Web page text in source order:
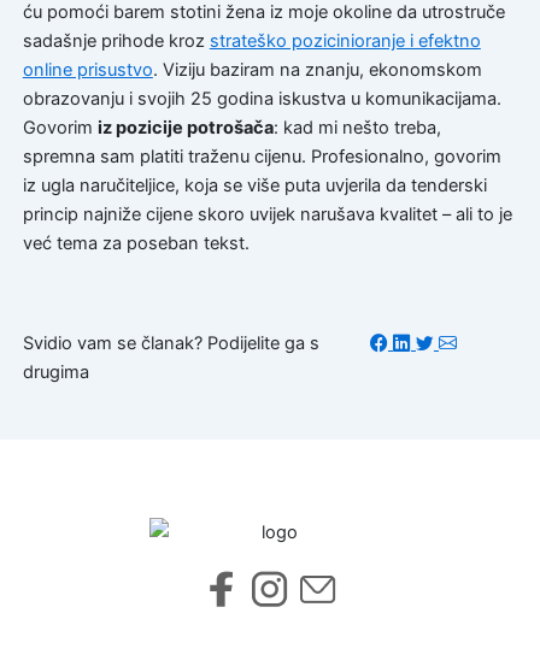
ću pomoći barem stotini žena iz moje okoline da utrostruče
sadašnje prihode kroz strateško pozicinioranje i efektno
online prisustvo. Viziju baziram na znanju, ekonomskom
obrazovanju i svojih 25 godina iskustva u komunikacijama.
Govorim iz pozicije potrošača: kad mi nešto treba,
spremna sam platiti traženu cijenu. Profesionalno, govorim
iz ugla naručiteljice, koja se više puta uvjerila da tenderski
princip najniže cijene skoro uvijek narušava kvalitet – ali to je
već tema za poseban tekst.
Svidio vam se članak? Podijelite ga s
drugima